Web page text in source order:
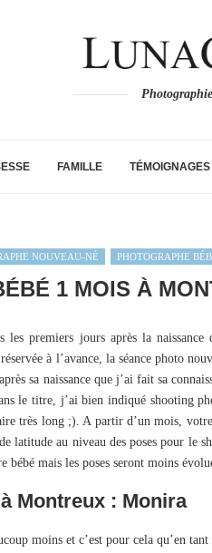
FAMILLE TÉMOIGNAGES
NOUVEAU-NÉ PHOTOGRAPHE
1 MOIS À
les premiers jours après la naissance
à l’avance, la séance photo
sa naissance que j’ai fait sa
le titre, j’ai bien indiqué shooting
très long ;). A partir d’un mois,
latitude au niveau des poses pour le
bébé mais les poses seront moins
Montreux : Monira
moins et c’est pour cela qu’en tant